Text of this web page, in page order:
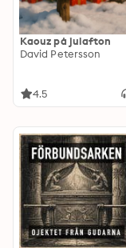
Kaouz på julafton
David Petersson
4.5